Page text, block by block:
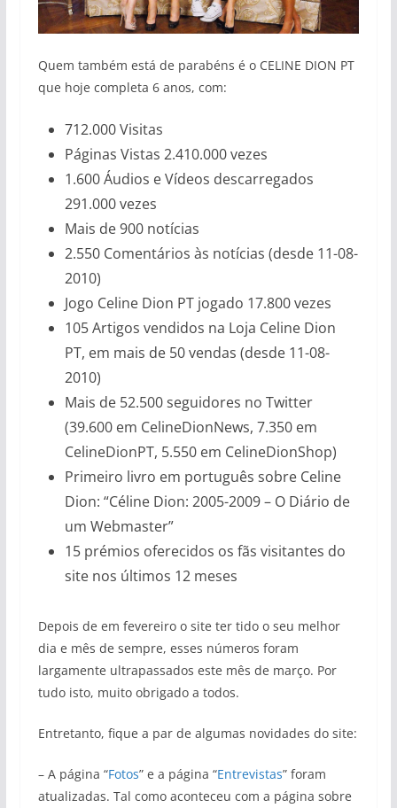
Quem também está de parabéns é o CELINE DION PT
que hoje completa 6 anos, com:
712.000 Visitas
Páginas Vistas 2.410.000 vezes
1.600 Áudios e Vídeos descarregados
291.000 vezes
Mais de 900 notícias
2.550 Comentários às notícias (desde 11-08-
2010)
Jogo Celine Dion PT jogado 17.800 vezes
105 Artigos vendidos na Loja Celine Dion
PT, em mais de 50 vendas (desde 11-08-
2010)
Mais de 52.500 seguidores no Twitter
(39.600 em CelineDionNews, 7.350 em
CelineDionPT, 5.550 em CelineDionShop)
Primeiro livro em português sobre Celine
Dion: “Céline Dion: 2005-2009 – O Diário de
um Webmaster”
15 prémios oferecidos os fãs visitantes do
site nos últimos 12 meses
Depois de em fevereiro o site ter tido o seu melhor
dia e mês de sempre, esses números foram
largamente ultrapassados este mês de março. Por
tudo isto, muito obrigado a todos.
Entretanto, fique a par de algumas novidades do site:
– A página “Fotos” e a página “Entrevistas” foram
atualizadas. Tal como aconteceu com a página sobre